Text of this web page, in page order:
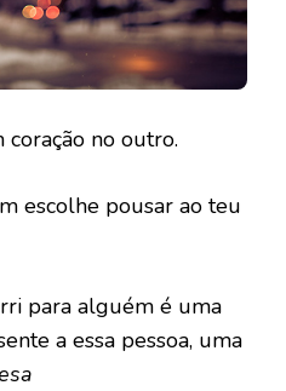
no outro.
escolhe pousar ao teu
para alguém é uma
a essa pessoa, uma